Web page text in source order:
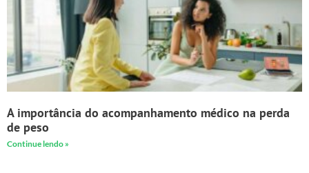
A importância do acompanhamento médico na perda
de peso
Continue lendo »